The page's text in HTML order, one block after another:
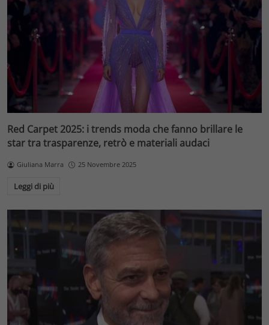
Red Carpet 2025: i trends moda che fanno brillare le
star tra trasparenze, retrò e materiali audaci
Giuliana Marra 25 Novembre 2025
Leggi di più